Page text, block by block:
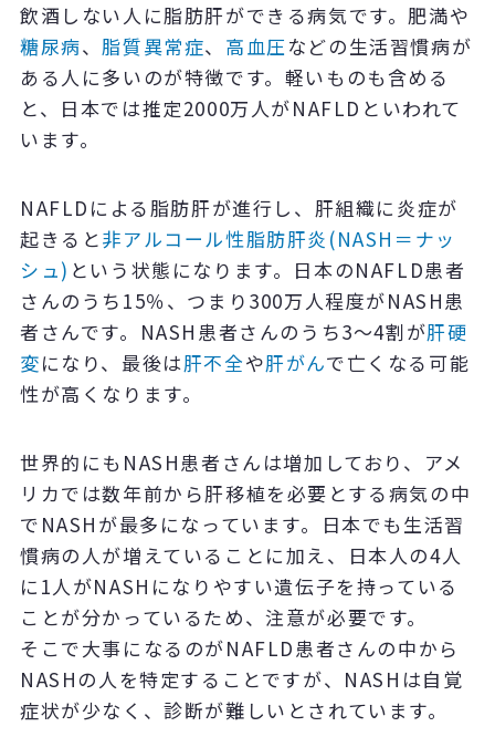
飲酒しない人に脂肪肝ができる病気です。肥満や
糖尿病、脂質異常症、 高血圧 などの生活習慣病が
ある人に多いのが特徴です。軽いものも含める
と、日本では推定2000万人がNAFLDといわれて
います。
NAFLDによる脂肪肝が進行し、肝組織に炎症が
起きると非アルコール性脂肪肝炎(NASH＝ナッ
シュ) という状態になります。日本のNAFLD患者
さんのうち15％、つまり300万人程度がNASH患
者さんです。NASH患者さんのうち3～4割が肝硬
変になり、最後は肝不全や肝がんで亡くなる可能
性が高くなります。
世界的にもNASH患者さんは増加しており、アメ
リカでは数年前から肝移植を必要とする病気の中
でNASHが最多になっています。日本でも生活習
慣病の人が増えていることに加え、日本人の4人
に1人がNASHになりやすい遺伝子を持っている
ことが分かっているため、注意が必要です。
そこで大事になるのがNAFLD患者さんの中から
NASHの人を特定することですが、NASHは自覚
症状が少なく、診断が難しいとされています。